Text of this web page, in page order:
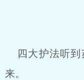
四大护法听到
来。